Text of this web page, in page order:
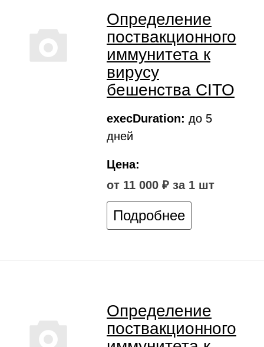
Определение
поствакционного
иммунитета к
вирусу
бешенства CITO
execDuration: до 5
дней
Цена:
от 11 000 ₽ за 1 шт
Подробнее
Определение
поствакционного